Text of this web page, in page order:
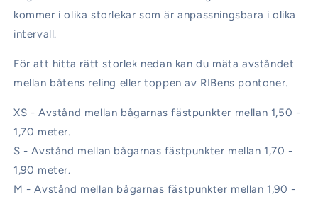
kommer i olika storlekar som är anpassningsbara i olika
intervall.
För att hitta rätt storlek nedan kan du mäta avståndet
mellan båtens reling eller toppen av RIBens pontoner.
XS - Avstånd mellan bågarnas fästpunkter mellan 1,50 -
1,70 meter.
S - Avstånd mellan bågarnas fästpunkter mellan 1,70 -
1,90 meter.
M - Avstånd mellan bågarnas fästpunkter mellan 1,90 -